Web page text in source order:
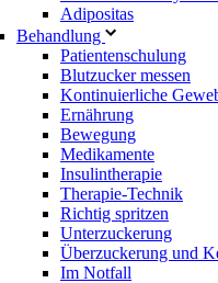
Adipositas
Behandlung
Patientenschulung
Blutzucker messen
Kontinuierliche
Ernährung
Bewegung
Medikamente
Insulintherapie
Therapie-Technik
Richtig spritzen
Unterzuckerung
Überzuckerung und
Im Notfall